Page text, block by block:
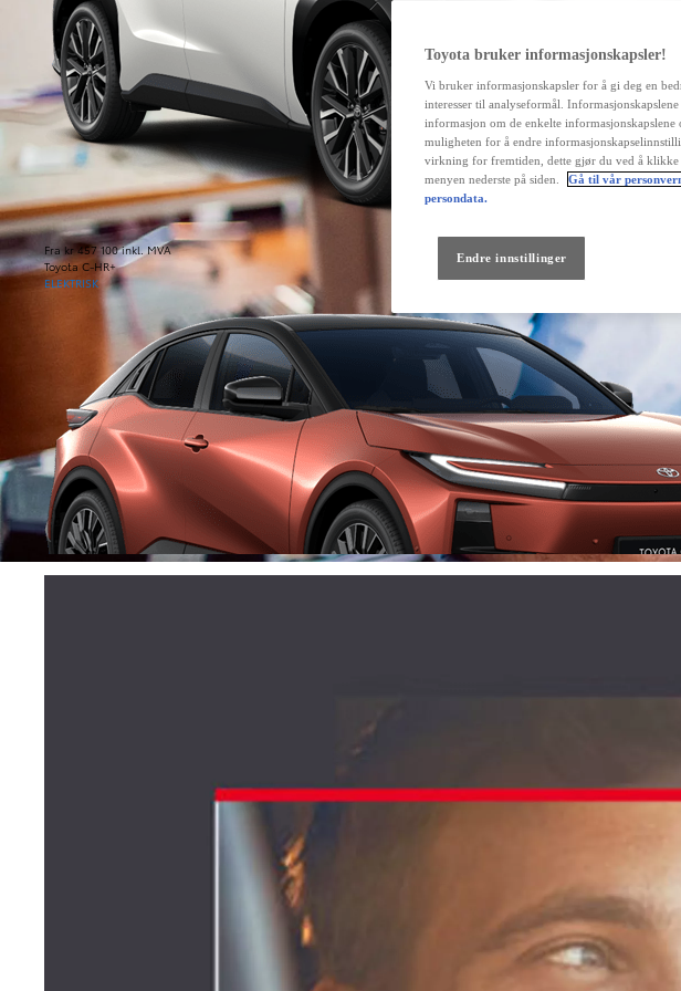
Fra kr 457 100 inkl. MVA
Toyota C-HR+
ELEKTRISK
Toyota bruker informasjonskapsler!
Vi bruker informasjonskapsler for å gi deg en
interesser til analyseformål.
informasjon om de enkelte
muligheten for å endre
virkning for fremtiden, dette gjør du ved å
menyen nederste på siden.
Gå til vår
persondata.
Endre innstillinger